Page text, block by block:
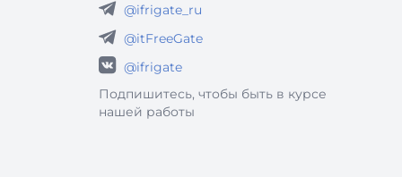
@ifrigate_ru
@itFreeGate
@ifrigate
Подпишитесь, чтобы быть в курсе
нашей работы